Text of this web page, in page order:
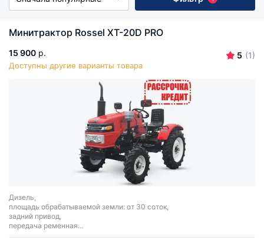
Минитрактор Rossel XT-20D PRO
15 900 р.
Доступны другие варианты товара
5 (1)
Дизель,
площадь обрабатываемой земли: от 30 соток,
задний привод,
передача ременная
трехточечная система навески.